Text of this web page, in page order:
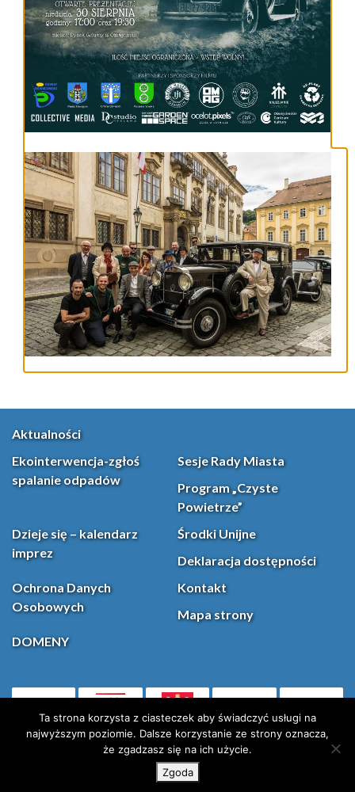
Aktualności
Ekointerwencja-zgłoś
spalanie odpadów
Sesje Rady Miasta
Program „Czyste
Powietrze”
Dzieje się – kalendarz
imprez
Środki Unijne
Deklaracja dostępności
Ochrona Danych
Osobowych
Kontakt
Mapa strony
DOMENY
(otwiera się w nowej karcie)Facebook
X (Twitter)
Ta strona korzysta z ciasteczek aby świadczyć usługi na
najwyższym poziomie. Dalsze korzystanie ze strony oznacza,
że zgadzasz się na ich użycie.
Zgoda